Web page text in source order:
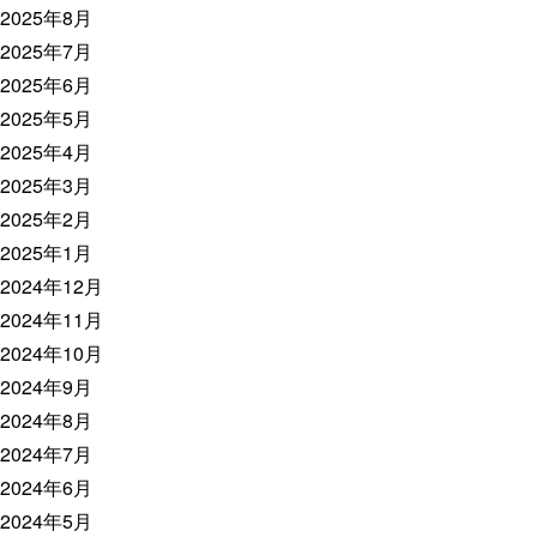
2025年8月
2025年7月
2025年6月
2025年5月
2025年4月
2025年3月
2025年2月
2025年1月
2024年12月
2024年11月
2024年10月
2024年9月
2024年8月
2024年7月
2024年6月
2024年5月